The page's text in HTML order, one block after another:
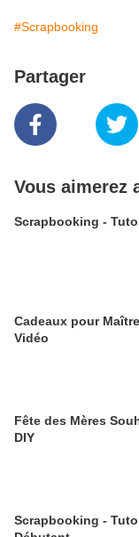
#Scrapbooking
Partager
Vous aimerez
Scrapbooking -
Cadeaux pour
Vidéo
Fête des Mères
DIY
Scrapbooking - Tuto